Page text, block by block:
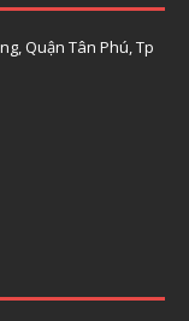
Quận Tân Phú, Tp